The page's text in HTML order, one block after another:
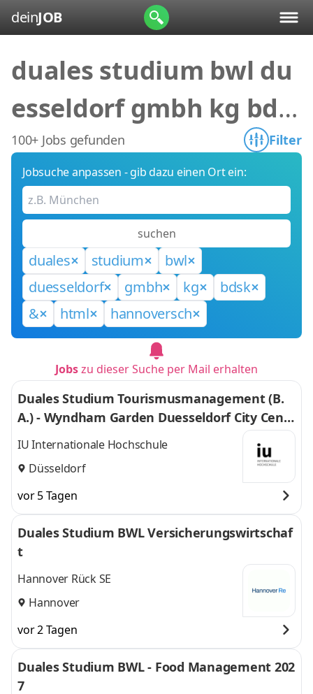
deinJOB
duales studium bwl du
esseldorf gmbh kg bds
k & html hannoversch
100+ Jobs gefunden Filter
Jobsuche anpassen - gib dazu einen Ort ein:
suchen
duales studium
bwl
duesseldorf
gmbh kg
bdsk
&
html hannoversch
Jobszu dieser Suche per Mail erhalten
Duales Studium Tourismusmanagement (B.
A.) - Wyndham Garden Duesseldorf City Centr
e Koenigsallee Hotel
IU Internationale Hochschule
Düsseldorf
vor 5 Tagen
Duales Studium BWL Versicherungswirtschaf
t
Hannover Rück SE
Hannover
vor 2 Tagen
Duales Studium BWL - Food Management 202
7